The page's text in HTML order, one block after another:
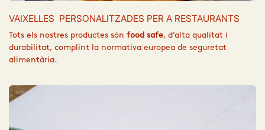
VAIXELLES PERSONALITZADES PER A RESTAURANTS
Tots els nostres productes són food safe, d’alta qualitat i
durabilitat, complint la normativa europea de seguretat
alimentària.